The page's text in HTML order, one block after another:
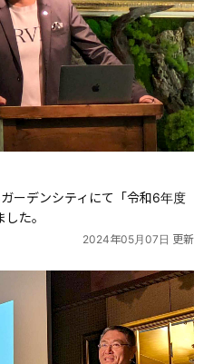
ーデンシティにて「令和6年度
た。
2024年05月07日 更新